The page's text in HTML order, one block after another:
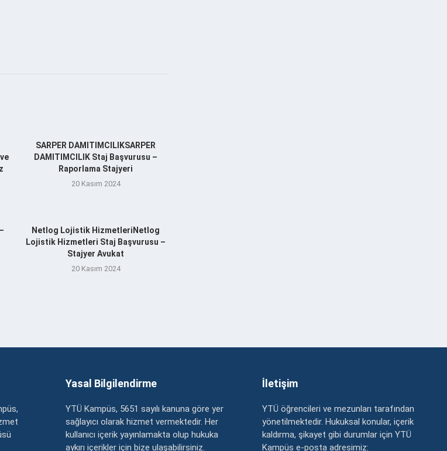
SARPER DAMITIMCILIKSARPER
DAMITIMCILIK Staj Başvurusu –
Raporlama Stajyeri
20 Kasım 2024
Netlog Lojistik HizmetleriNetlog
Lojistik Hizmetleri Staj Başvurusu –
Stajyer Avukat
20 Kasım 2024
Yasal Bilgilendirme
YTÜ Kampüs, 5651 sayılı kanuna göre yer
sağlayıcı olarak hizmet vermektedir. Her
kullanıcı içerik yayınlamakta olup hukuka
aykırı içerikler için bize ulaşabilirsiniz.
İletişim
YTÜ öğrencileri ve mezunları tarafından
yönetilmektedir. Hukuksal konular, içerik
kaldırma, şikayet gibi durumlar için YTÜ
Kampüs e-posta adresimiz: